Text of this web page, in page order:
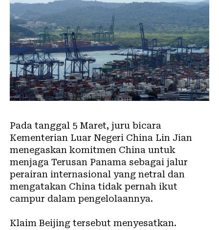
Pada tanggal 5 Maret, juru bicara
Kementerian Luar Negeri China Lin Jian
menegaskan komitmen China untuk
menjaga Terusan Panama sebagai jalur
perairan internasional yang netral dan
mengatakan China tidak pernah ikut
campur dalam pengelolaannya.
Klaim Beijing tersebut menyesatkan.